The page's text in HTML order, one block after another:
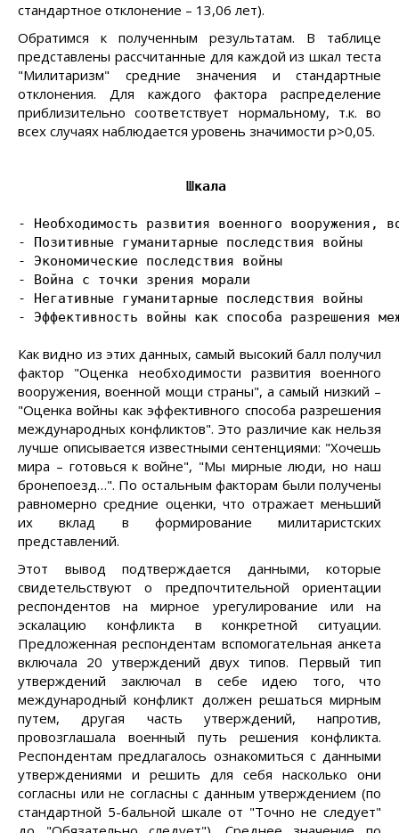
стандартное отклонение – 13,06 лет).
Обратимся к полученным результатам. В таблице
представлены рассчитанные для каждой из шкал теста
"Милитаризм" средние значения и стандартные
отклонения. Для каждого фактора распределение
приблизительно соответствует нормальному, т.к. во
всех случаях наблюдается уровень значимости p>0,05.
Шкала
- Необходимость развития военного
- Позитивные гуманитарные
- Экономические последствия войны
- Война с точки зрения морали
- Негативные гуманитарные
- Эффективность войны как способа
Как видно из этих данных, самый высокий балл получил
фактор "Оценка необходимости развития военного
вооружения, военной мощи страны", а самый низкий –
"Оценка войны как эффективного способа разрешения
международных конфликтов". Это различие как нельзя
лучше описывается известными сентенциями: "Хочешь
мира – готовься к войне", "Мы мирные люди, но наш
бронепоезд…". По остальным факторам были получены
равномерно средние оценки, что отражает меньший
их вклад в формирование милитаристских
представлений.
Этот вывод подтверждается данными, которые
свидетельствуют о предпочтительной ориентации
респондентов на мирное урегулирование или на
эскалацию конфликта в конкретной ситуации.
Предложенная респондентам вспомогательная анкета
включала 20 утверждений двух типов. Первый тип
утверждений заключал в себе идею того, что
международный конфликт должен решаться мирным
путем, другая часть утверждений, напротив,
провозглашала военный путь решения конфликта.
Респондентам предлагалось ознакомиться с данными
утверждениями и решить для себя насколько они
согласны или не согласны с данным утверждением (по
стандартной 5-бальной шкале от "Точно не следует"